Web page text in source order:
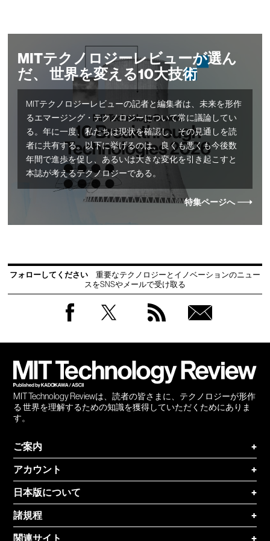
MITテクノロジーレビューが選ん
だ、 世界を変える10大技術
MITテクノロジーレビューの記者と編集者は、未来を形作
るエマージング・テクノロジーについて常に議論してい
る。年に一度、私たちは現状を確認し、その見通しを読
者に共有する。以下に挙げるのは、良くも悪くも今後数
年間で進歩を促し、あるいは大きな変化を引き起こすと
本誌が考えるテクノロジーである。
特集ページへ
フォローしてください
重要なテクノロジーとイノベーションのニュー
スをSNSやメールで受け取る
MIT Technology Reviewは、読者の皆さまに、テクノロジーが形作
る 世界を理解するための知識を獲得していただくためにありま
す。
ご案内
+
アカウント
+
日本版について
+
諸規程
+
関連サイト
+